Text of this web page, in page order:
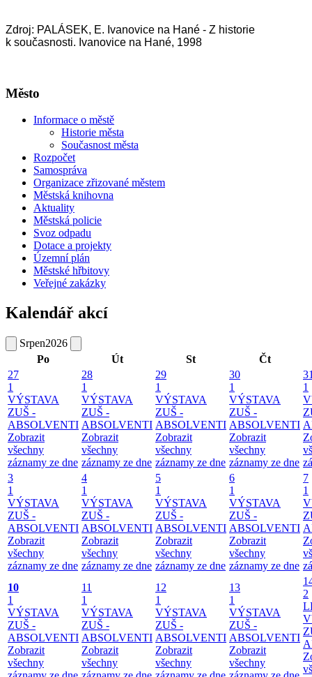
Zdroj: PALÁSEK, E. Ivanovice na Hané - Z historie
k současnosti. Ivanovice na Hané, 1998
Město
Informace o městě
Historie města
Současnost města
Rozpočet
Samospráva
Organizace zřizované městem
Městská knihovna
Aktuality
Městská policie
Svoz odpadu
Dotace a projekty
Územní plán
Městské hřbitovy
Veřejné zakázky
Kalendář akcí
Srpen2026
Po
Út St
Čt
27
1
VÝSTAVA
ZUŠ -
ABSOLVENTI
Zobrazit
všechny
záznamy ze dne
28
1
VÝSTAVA
ZUŠ -
ABSOLVENTI
Zobrazit
všechny
záznamy ze dne
29
1
VÝSTAVA
ZUŠ -
ABSOLVENTI
Zobrazit
všechny
záznamy ze dne
30
1
VÝSTAVA
ZUŠ -
ABSOLVENTI
Zobrazit
všechny
záznamy ze dne
1
3
1
VÝSTAVA
ZUŠ -
ABSOLVENTI
Zobrazit
všechny
záznamy ze dne
4
1
VÝSTAVA
ZUŠ -
ABSOLVENTI
Zobrazit
všechny
záznamy ze dne
5
1
VÝSTAVA
ZUŠ -
ABSOLVENTI
Zobrazit
všechny
záznamy ze dne
6
1
VÝSTAVA
ZUŠ -
ABSOLVENTI
Zobrazit
všechny
záznamy ze dne
7
1
10
1
VÝSTAVA
ZUŠ -
ABSOLVENTI
Zobrazit
všechny
11
1
VÝSTAVA
ZUŠ -
ABSOLVENTI
Zobrazit
všechny
12
1
VÝSTAVA
ZUŠ -
ABSOLVENTI
Zobrazit
všechny
13
1
VÝSTAVA
ZUŠ -
ABSOLVENTI
Zobrazit
všechny
2